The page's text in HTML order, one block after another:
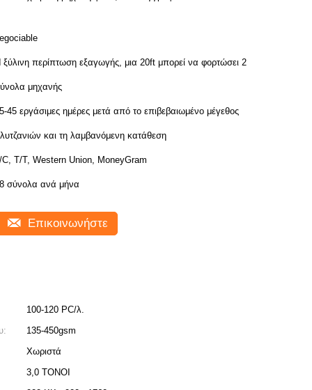
ξύλινη περίπτωση εξαγωγής, μια 20ft μπορεί να φορτώσει 2
μηχανής
45 εργάσιμες ημέρες μετά από το επιβεβαιωμένο μέγεθος
και τη λαμβανόμενη κατάθεση
C, T/T, Western Union, MoneyGram
σύνολα ανά μήνα
Επικοινωνήστε
100-120 PC/λ.
135-450gsm
Χωριστά
3,0 ΤΟΝΟΙ